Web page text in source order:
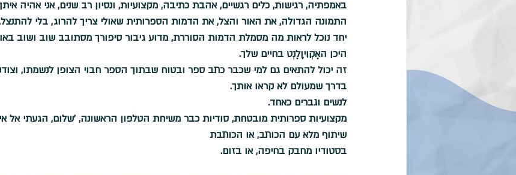
באמפתיה, רגישות, כלים רגשיים, אהבת כתיבה, מקצועיות, ונסיון רב שנים, אני אהיה
התמונה הגדולה, את האור והצל, את הדמות הספרותית שאולי צריך להרוג, בלי
יחד נוכל לראות מה מסמלת הדמות הסוררת, מדוע גיבור סיפורך מסתובב שוב ושוב
היכן האֶקְוִיוָלֶנְט בחיים שלך.
זה יכול להתאים גם למי שכבר כתב ספר ובטוח שבתוך הספר חבוי הצופן לנשמתו,
בדרך שמעולם לא קראו אותך.
לנשים וגברים כאחד.
מקצועיות ספרותית מובטחת, סודיות כבר משיחת הטלפון הראשונה, 'שלום, הגעתי אל
שיתוף מלא עם הכותב, או הכותבת
בסטודיו מחבק בחיפה, או בזום.